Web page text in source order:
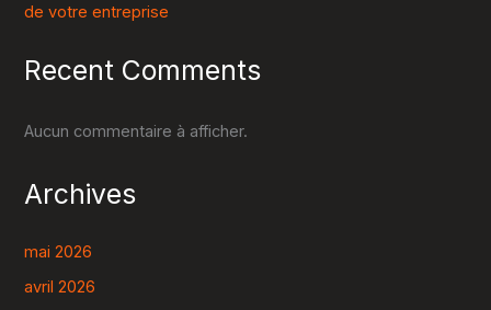
de votre entreprise
Recent Comments
Aucun commentaire à afficher.
Archives
mai 2026
avril 2026